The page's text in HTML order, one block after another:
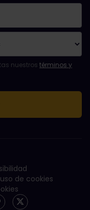
Vuelve a intentarlo
suscribirte al boletín
nuestros términos y
de cookies